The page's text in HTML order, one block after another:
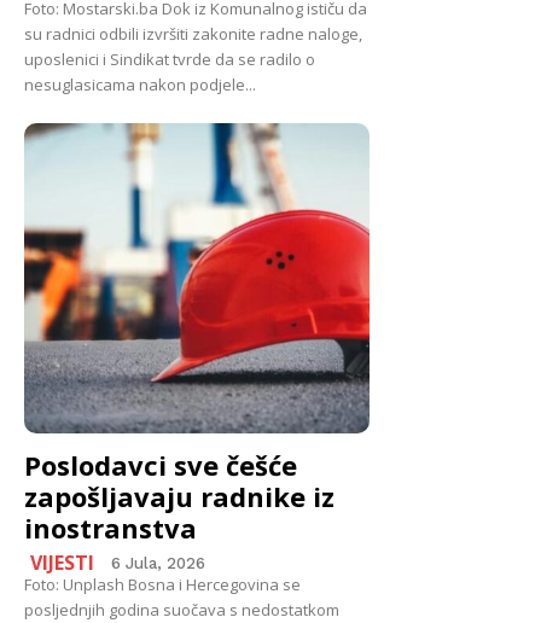
Foto: Mostarski.ba Dok iz Komunalnog ističu da
su radnici odbili izvršiti zakonite radne naloge,
uposlenici i Sindikat tvrde da se radilo o
nesuglasicama nakon podjele...
Poslodavci sve češće
zapošljavaju radnike iz
inostranstva
VIJESTI 6 Jula, 2026
Foto: Unplash Bosna i Hercegovina se
posljednjih godina suočava s nedostatkom